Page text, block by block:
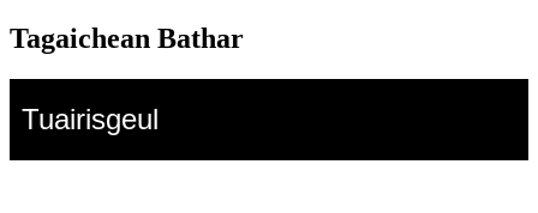
Tagaichean Bathar
Tuairisgeul